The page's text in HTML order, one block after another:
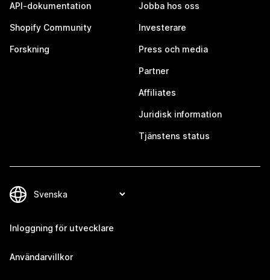
API-dokumentation
Shopify Community
Forskning
Jobba hos oss
Investerare
Press och media
Partner
Affiliates
Juridisk information
Tjänstens status
Inloggning för utvecklare
Användarvillkor